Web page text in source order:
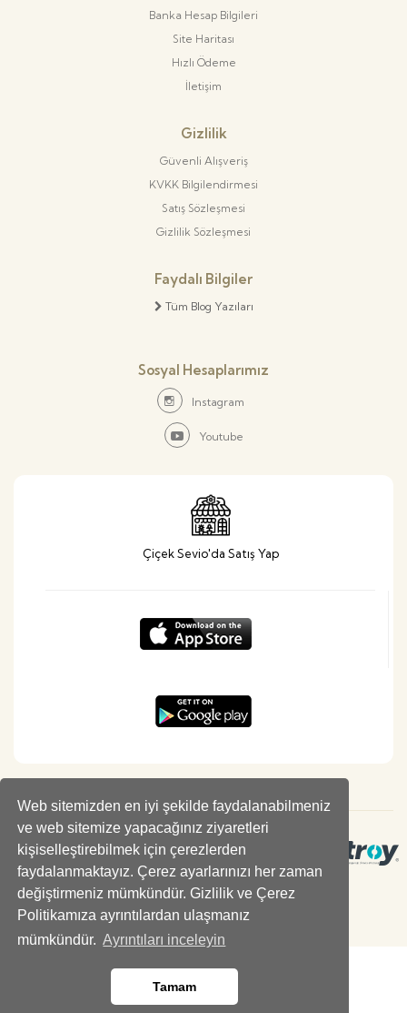
Web sitemizden en iyi şekilde faydalanabilmeniz
ve web sitemize yapacağınız ziyaretleri
kişiselleştirebilmek için çerezlerden
faydalanmaktayız. Çerez ayarlarınızı her zaman
değiştirmeniz mümkündür. Gizlilik ve Çerez
Politikamıza ayrıntılardan ulaşmanız
mümkündür. Ayrıntıları inceleyin
Tamam
Banka Hesap Bilgileri
Site Haritası
Hızlı Ödeme
İletişim
Gizlilik
Güvenli Alışveriş
KVKK Bilgilendirmesi
Satış Sözleşmesi
Gizlilik Sözleşmesi
Faydalı Bilgiler
Tüm Blog Yazıları
Sosyal Hesaplarımız
Instagram
Youtube
Çiçek Sevio'da Satış Yap